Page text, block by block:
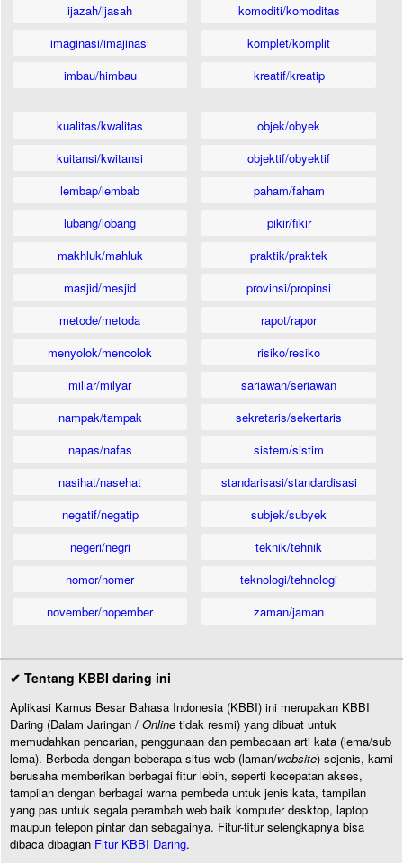
ijazah/ijasah
imaginasi/imajinasi
imbau/himbau
komoditi/komoditas
komplet/komplit
kreatif/kreatip
kualitas/kwalitas
kuitansi/kwitansi
lembap/lembab
lubang/lobang
makhluk/mahluk
masjid/mesjid
metode/metoda
menyolok/mencolok
miliar/milyar
nampak/tampak
napas/nafas
nasihat/nasehat
negatif/negatip
negeri/negri
nomor/nomer
november/nopember
objek/obyek
objektif/obyektif
paham/faham
pikir/fikir
praktik/praktek
provinsi/propinsi
rapot/rapor
risiko/resiko
sariawan/seriawan
sekretaris/sekertaris
sistem/sistim
standarisasi/standardisasi
subjek/subyek
teknik/tehnik
teknologi/tehnologi
zaman/jaman
✔ Tentang KBBI daring ini
Aplikasi Kamus Besar Bahasa Indonesia (KBBI) ini merupakan KBBI
Daring (Dalam Jaringan / Online tidak resmi) yang dibuat untuk
memudahkan pencarian, penggunaan dan pembacaan arti kata (lema/sub
lema). Berbeda dengan beberapa situs web (laman/website) sejenis, kami
berusaha memberikan berbagai fitur lebih, seperti kecepatan akses,
tampilan dengan berbagai warna pembeda untuk jenis kata, tampilan
yang pas untuk segala perambah web baik komputer desktop, laptop
maupun telepon pintar dan sebagainya. Fitur-fitur selengkapnya bisa
dibaca dibagian Fitur KBBI Daring.